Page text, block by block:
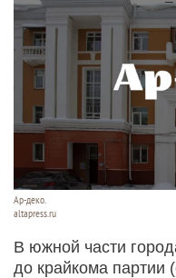
Ар-деко.
altapress.ru
В южной части
до крайкома партии